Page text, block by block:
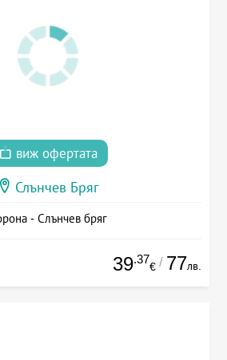
виж офертата
Слънчев Бряг
- Слънчев бряг
39.37
€ / 77лв.